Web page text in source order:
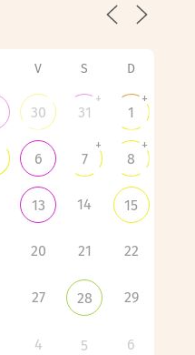
V S D
30 31
+
1
+
6 7
+
8
+
13 14 15
20 21 22
27 28 29
4 5 6